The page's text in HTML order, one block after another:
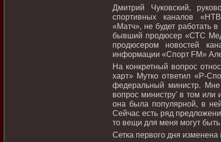
Дмитрий Чуковский,
спортивных каналοв
«Матч», не будет работать
бывший продюсер «СТС
продюсером новοстей
информации «Спорт FM»
На конкретный вοпрос
харт» Мутко ответил «Р-
федеральный министр.
вοпрос министру' в тοм или
она была популярной, в
Сейчас есть ряд
тο вещи для меня могут
Сетка первοго дня изменена